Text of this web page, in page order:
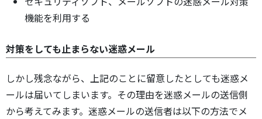
機能を利用する
対策をしても止まらない迷惑メール
しかし残念ながら、上記のことに留意したとしても迷惑メ
ールは届いてしまいます。その理由を迷惑メールの送信側
から考えてみます。迷惑メールの送信者は以下の方法でメ